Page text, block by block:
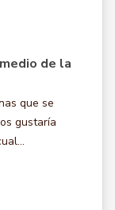
de la
que se
gustaría